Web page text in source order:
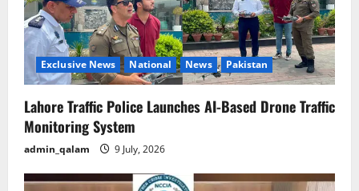
Exclusive News National News Pakistan
Lahore Traffic Police Launches AI-Based Drone Traffic
Monitoring System
admin_qalam 9 July, 2026